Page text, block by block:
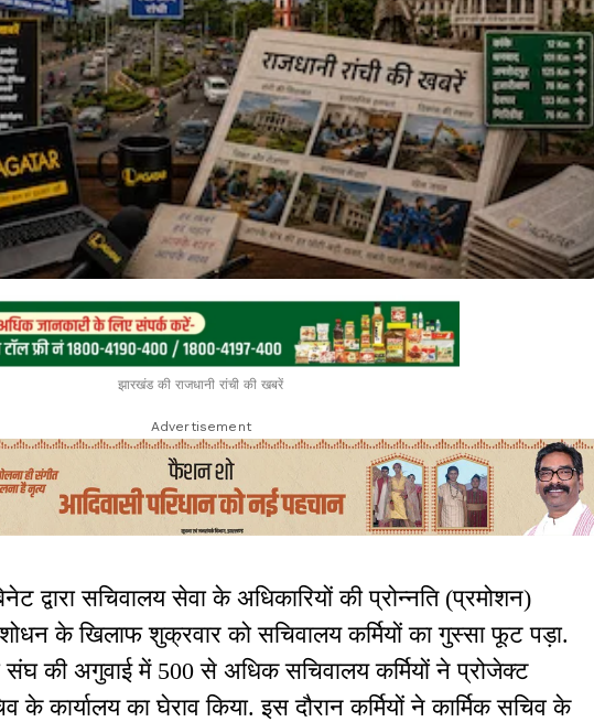
झारखंड की राजधानी रांची की खबरें
Advertisement
द्वारा सचिवालय सेवा के अधिकारियों की प्रोन्नति (प्रमोशन)
के खिलाफ शुक्रवार को सचिवालय कर्मियों का गुस्सा फूट पड़ा.
की अगुवाई में 500 से अधिक सचिवालय कर्मियों ने प्रोजेक्ट
के कार्यालय का घेराव किया. इस दौरान कर्मियों ने कार्मिक सचिव के